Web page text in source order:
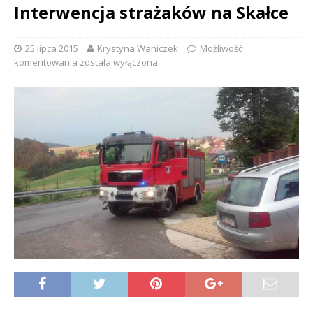
Interwencja strażaków na Skałce
25 lipca 2015 Krystyna Waniczek
Możliwość
komentowania została wyłączona